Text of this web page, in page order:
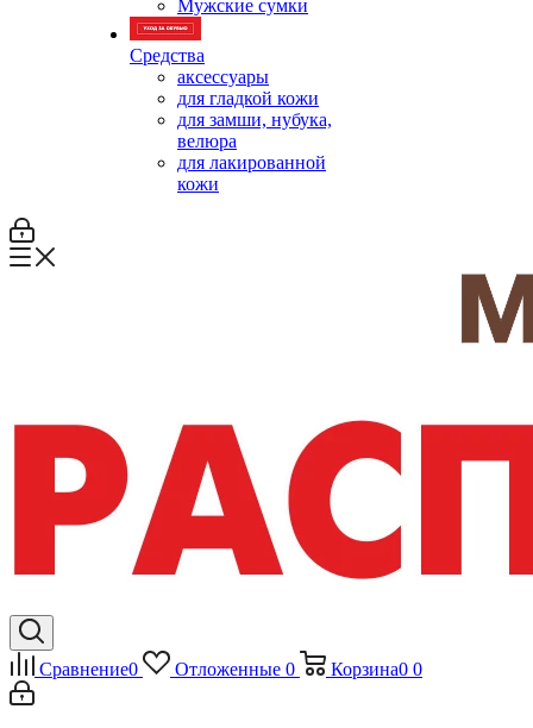
Мужские сумки
Средства
аксессуары
для гладкой кожи
для замши, нубука,
велюра
для лакированной
кожи
Сравнение0 Отложенные 0 Корзина0 0